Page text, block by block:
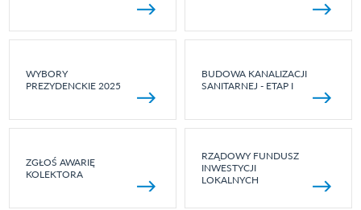
WYBORY
PREZYDENCKIE 2025
BUDOWA KANALIZACJI
SANITARNEJ - ETAP I
ZGŁOŚ AWARIĘ
KOLEKTORA
RZĄDOWY FUNDUSZ
INWESTYCJI
LOKALNYCH